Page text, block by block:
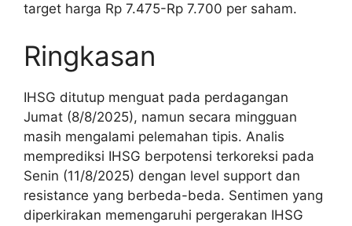
target harga Rp 7.475-Rp 7.700 per saham.
Ringkasan
IHSG ditutup menguat pada perdagangan
Jumat (8/8/2025), namun secara mingguan
masih mengalami pelemahan tipis. Analis
memprediksi IHSG berpotensi terkoreksi pada
Senin (11/8/2025) dengan level support dan
resistance yang berbeda-beda. Sentimen yang
diperkirakan memengaruhi pergerakan IHSG